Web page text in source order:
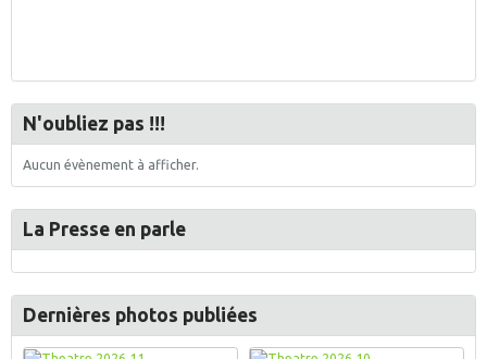
N'oubliez pas !!!
Aucun évènement à afficher.
La Presse en parle
Dernières photos publiées